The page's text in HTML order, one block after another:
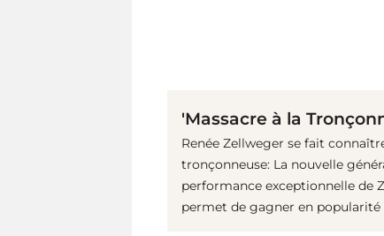
'Massacre à la
Renée Zellweger se fait
tronçonneuse: La nouvelle
performance exceptionnelle de
permet de gagner en popularité